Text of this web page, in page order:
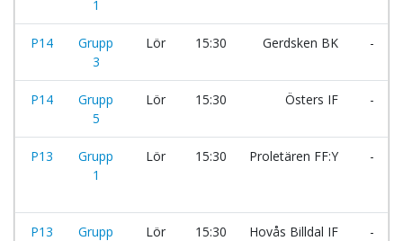
1
P14
Grupp
3
Lör 15:30 Gerdsken BK -
P14
Grupp
5
Lör 15:30 Östers IF -
P13
Grupp
1
Lör 15:30 Proletären FF:Y -
P13
Grupp
Lör 15:30 Hovås Billdal IF -